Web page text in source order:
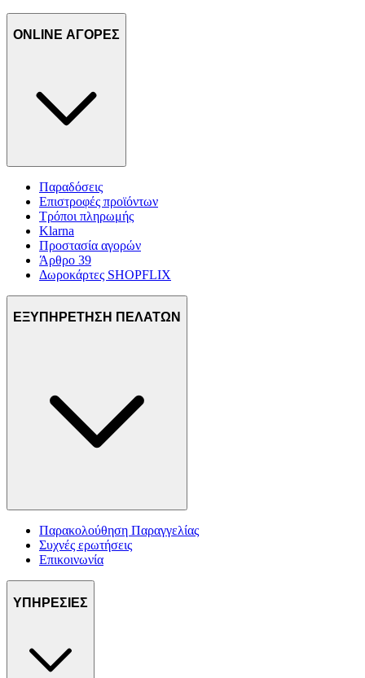
ONLINE ΑΓΟΡΕΣ
Παραδόσεις
Επιστροφές προϊόντων
Τρόποι πληρωμής
Klarna
Προστασία αγορών
Άρθρο 39
Δωροκάρτες SHOPFLIX
ΕΞΥΠΗΡΕΤΗΣΗ ΠΕΛΑΤΩΝ
Παρακολούθηση Παραγγελίας
Συχνές ερωτήσεις
Επικοινωνία
ΥΠΗΡΕΣΙΕΣ